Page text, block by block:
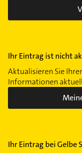
Ihr Eintrag ist nicht
Aktualisieren Sie
Informationen
Ihr Eintrag bei Gelbe